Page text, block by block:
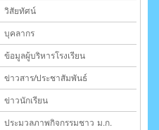
วิสัยทัศน์
บุคลากร
ข้อมูลผู้บริหารโรงเรียน
ข่าวสาร/ประชาสัมพันธ์
ข่าวนักเรียน
ประมวลภาพกิจกรรมชาว ม.ก.